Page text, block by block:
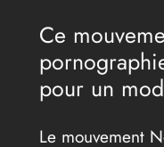
Ce
pour un
Le mouvement